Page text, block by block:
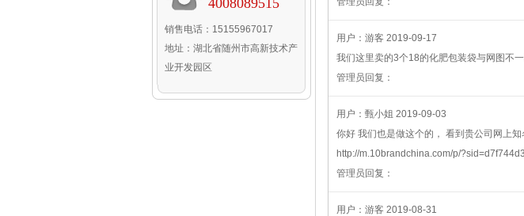
4008089515
销售电话：15155967017
地址：湖北省随州市高新技术产
业开发园区
用户：游客 2019-09-17
我们这里卖的3个18的化肥包装袋与网图不
管理员回复：
用户：甄小姐 2019-09-03
你好 我们也是做这个的， 看到贵公司网上
http://m.10brandchina.com/p/
管理员回复：
用户：游客 2019-08-31